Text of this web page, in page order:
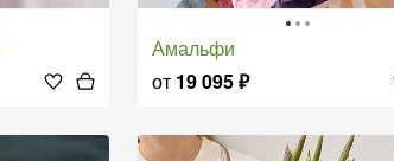
Амальфи
от 19 095₽